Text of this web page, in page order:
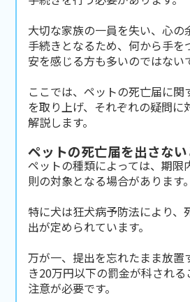
大切な家族の一員を失い、心の
手続きとなるため、何から手を
安を感じる方も多いのではない
ここでは、ペットの死亡届に関
を取り上げ、それぞれの疑問に
解説します。
ペットの死亡届を出さな
ペットの種類によっては、期限
則の対象となる場合があります。
特に犬は狂犬病予防法により、
出が定められています。
万が一、提出を忘れたまま放置
き20万円以下の罰金が科される
注意が必要です。